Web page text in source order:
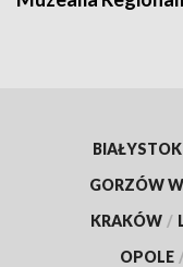
BIAŁYSTOK
GORZÓW
KRAKÓW /
OPOLE